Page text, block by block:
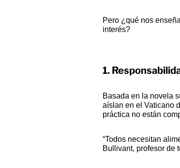
Pero ¿qué nos
interés?
1.
Basada en la novela
aíslan en el Vaticano
práctica no están
“Todos necesitan
Bullivant, profesor de